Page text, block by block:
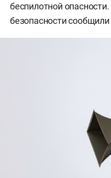
беспилотной
безопасности